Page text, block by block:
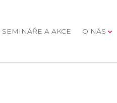
SEMINÁŘE A AKCE O NÁS